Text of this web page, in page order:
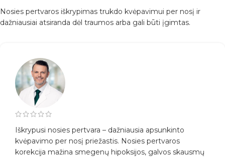
Nosies pertvaros iškrypimas trukdo kvėpavimui per nosį ir
dažniausiai atsiranda dėl traumos arba gali būti įgimtas.
Iškrypusi nosies pertvara – dažniausia apsunkinto
kvėpavimo per nosį priežastis. Nosies pertvaros
korekcija mažina smegenų hipoksijos, galvos skausmų